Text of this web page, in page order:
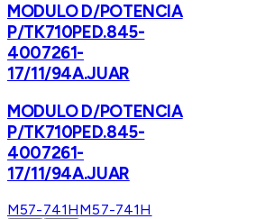
MODULO D/POTENCIA
P/TK710PED.845-
4007261-
17/11/94A.JUAR
MODULO D/POTENCIA
P/TK710PED.845-
4007261-
17/11/94A.JUAR
M57-741HM57-741H